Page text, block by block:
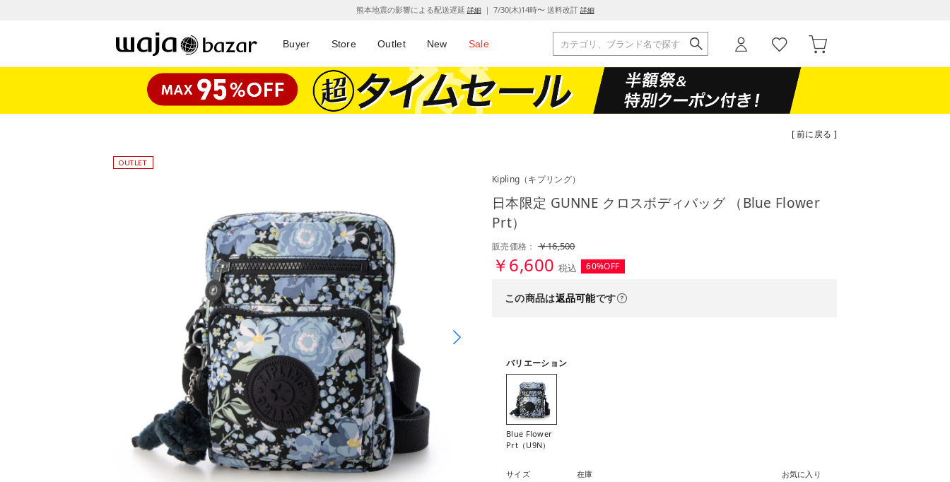
熊本地震の影響による配送遅延 詳細｜ 7/30(木)14時〜 送料改訂 詳細
Buyer Store Outlet New Sale
[ 前に戻る ]
Kipling （キプリング）
日本限定 GUNNE クロスボディバッグ （Blue Flower
Prt）
販売価格：￥16,500
￥6,600 税込 60%OFF
この商品は返品可能です
バリエーション
Blue Flower
Prt（U9N）
サイズ 在庫 お気に入り